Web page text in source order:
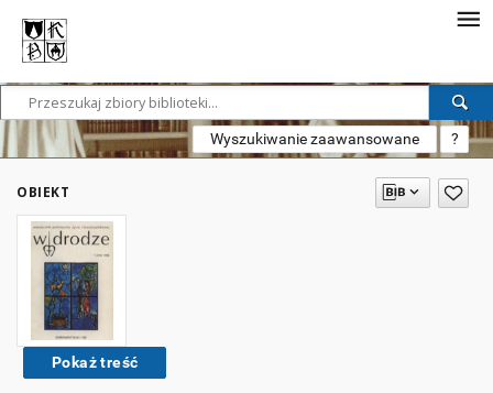
Wyszukiwanie zaawansowane ?
OBIEKT
Pokaż treść